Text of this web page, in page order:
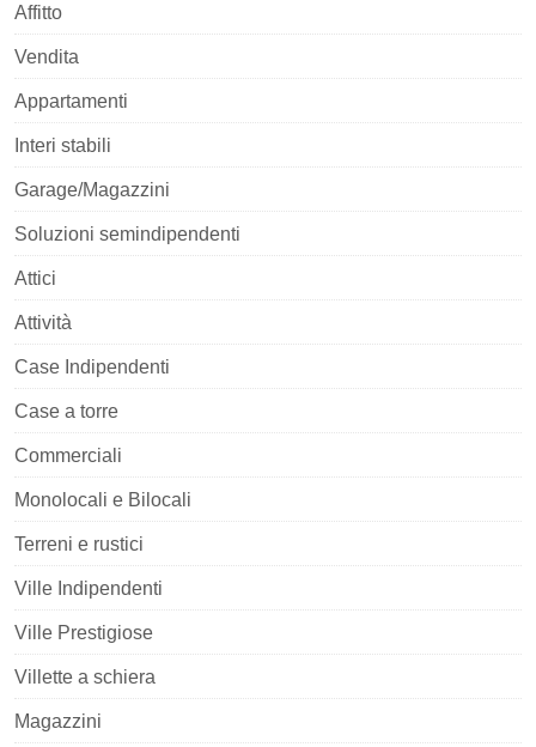
Affitto
Vendita
Appartamenti
Interi stabili
Garage/Magazzini
Soluzioni semindipendenti
Attici
Attività
Case Indipendenti
Case a torre
Commerciali
Monolocali e Bilocali
Terreni e rustici
Ville Indipendenti
Ville Prestigiose
Villette a schiera
Magazzini